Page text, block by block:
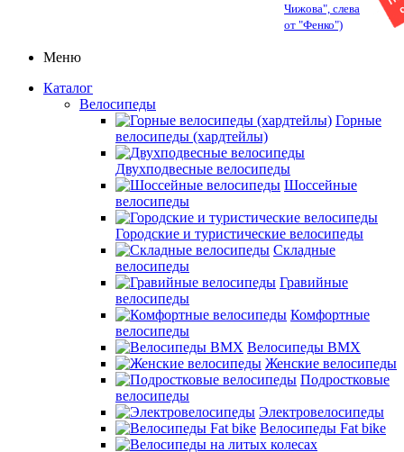
Чижова", слева
от "Фенко")
Меню
Каталог
Велосипеды
Горные
велосипеды (хардтейлы)
Двухподвесные велосипеды
Шоссейные
велосипеды
Городские и туристические велосипеды
Складные
велосипеды
Гравийные
велосипеды
Комфортные
велосипеды
Велосипеды BMX
Женские велосипеды
Подростковые
велосипеды
Электровелосипеды
Велосипеды Fat bike